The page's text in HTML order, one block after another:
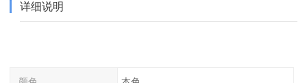
详细说明